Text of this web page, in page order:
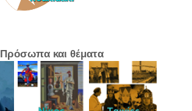
Πρόσωπα και θέματα